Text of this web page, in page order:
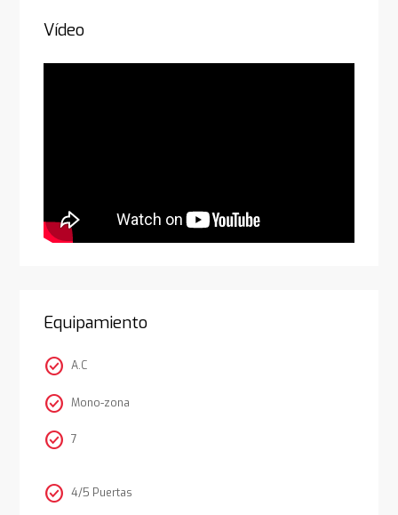
Vídeo
Equipamiento
check_circle A.C
check_circle Mono-zona
check_circle 7
check_circle 4/5 Puertas